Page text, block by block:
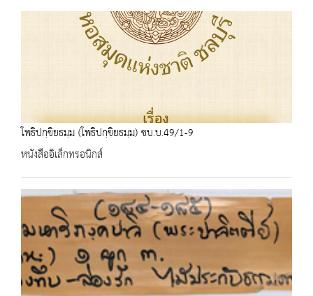
โพธิปกฺขิยธมฺม (โพธิปกฺขิยธมฺม) ชบ.บ.49/1-9
หนังสืออิเล็กทรอนิกส์